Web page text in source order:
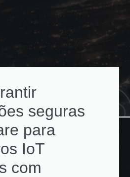
seguras
para
IoT
com